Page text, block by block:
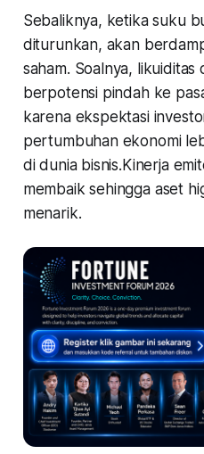
Sebaliknya, ketika suku
diturunkan, akan
saham. Soalnya, likuiditas
berpotensi pindah ke
karena ekspektasi
pertumbuhan ekonomi
di dunia bisnis.Kinerja
membaik sehingga aset
menarik.